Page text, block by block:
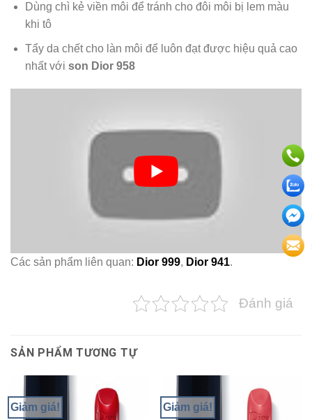
Dùng chì kẻ viền môi để tránh cho đôi môi bị lem màu
khi tô
Tẩy da chết cho làn môi để luôn đạt được hiệu quả cao
nhất với son Dior 958
Các sản phẩm liên quan: Dior 999, Dior 941.
Đánh giá
SẢN PHẨM TƯƠNG TỰ
Giảm giá! Giảm giá!